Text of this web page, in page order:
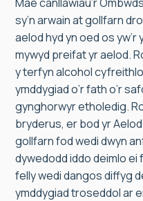
sy’n arwain at gollfarn
aelod hyd yn oed os yw’r
mywyd preifat yr aelod.
y terfyn alcohol
ymddygiad o’r fath o’r
gynghorwyr etholedig.
bryderus, er bod yr
gollfarn fod wedi dwyn
dywedodd iddo deimlo ei
felly wedi dangos diffyg
ymddygiad troseddol ar